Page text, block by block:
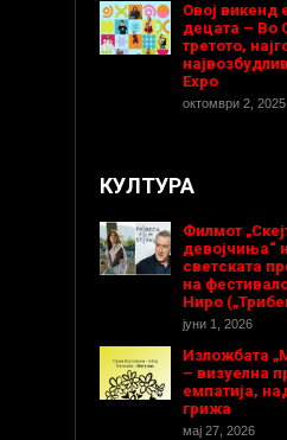
Овој викенд
децата – Во
третото,
Expo
октомври 2, 2025
КУЛТУРА
Филмот
девојчиња“
светската
на
Ниро
јуни 1, 2026
Изложбата
– визуелна
емпатија,
грижа
мај 27, 2026